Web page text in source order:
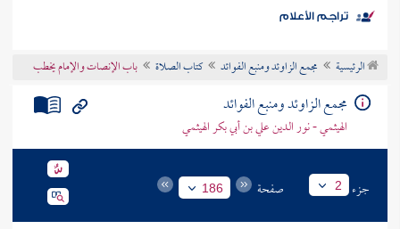
موضوعي
تراجم الأعلام
الرئيسية مجمع الزاوئد ومنبع الفوائد كتاب الصلاة باب الإنصات والإمام يخطب
مجمع الزاوئد ومنبع الفوائد
الهيثمي - نور الدين علي بن أبي بكر الهيثمي
جزء 2 صفحة 186